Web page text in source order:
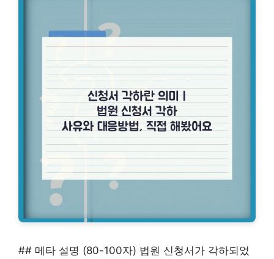
## 메타 설명 (80-100자) 법원 신청서가 각하되었